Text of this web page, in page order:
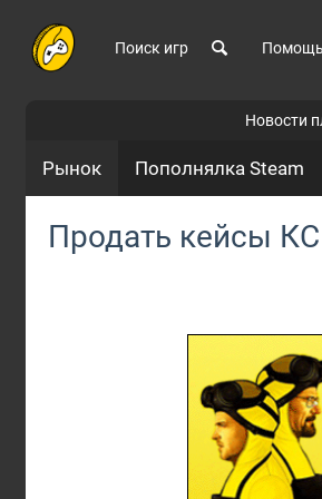
Поиск игр Помощь
Новости
Рынок Пополнялка Steam
Продать кейсы КС